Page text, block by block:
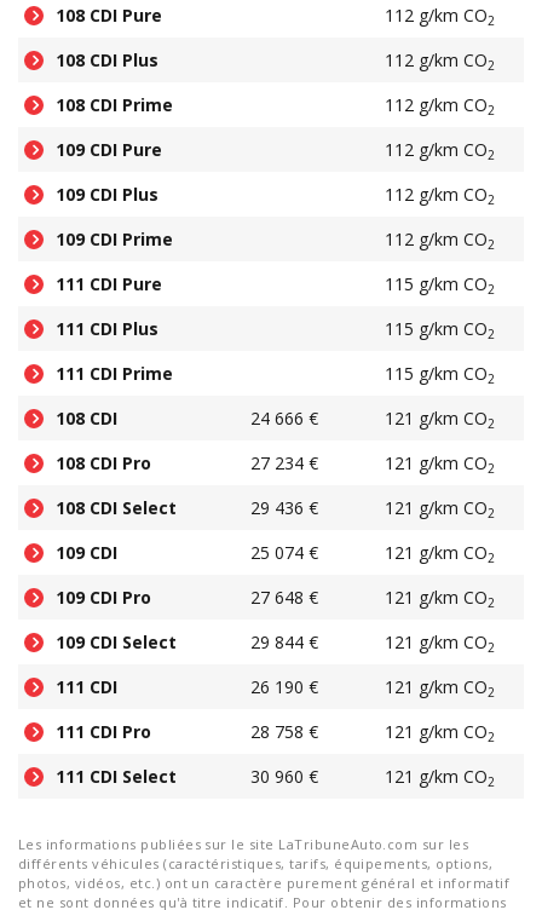
108 CDI Pure 112 g/km CO2
108 CDI Plus 112 g/km CO2
108 CDI Prime 112 g/km CO2
109 CDI Pure 112 g/km CO2
109 CDI Plus 112 g/km CO2
109 CDI Prime 112 g/km CO2
111 CDI Pure 115 g/km CO2
111 CDI Plus 115 g/km CO2
111 CDI Prime 115 g/km CO2
108 CDI 24 666 € 121 g/km CO2
108 CDI Pro 27 234 € 121 g/km CO2
108 CDI Select 29 436 € 121 g/km CO2
109 CDI 25 074 € 121 g/km CO2
109 CDI Pro 27 648 € 121 g/km CO2
109 CDI Select 29 844 € 121 g/km CO2
111 CDI 26 190 € 121 g/km CO2
111 CDI Pro 28 758 € 121 g/km CO2
111 CDI Select 30 960 € 121 g/km CO2
Les informations publiées sur le site LaTribuneAuto.com sur les
différents véhicules (caractéristiques, tarifs, équipements, options,
photos, vidéos, etc.) ont un caractère purement général et informatif
et ne sont données qu'à titre indicatif. Pour obtenir des informations